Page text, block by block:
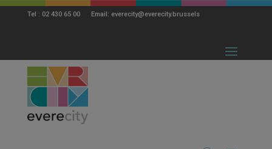
Tel : 02 430 65 00 Email: everecity@everecity.brussels
modal-check